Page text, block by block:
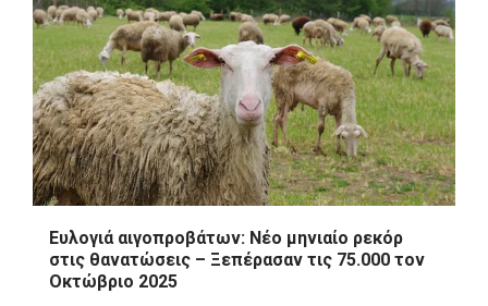
Ευλογιά αιγοπροβάτων: Νέο μηνιαίο ρεκόρ
στις θανατώσεις – Ξεπέρασαν τις 75.000 τον
Οκτώβριο 2025